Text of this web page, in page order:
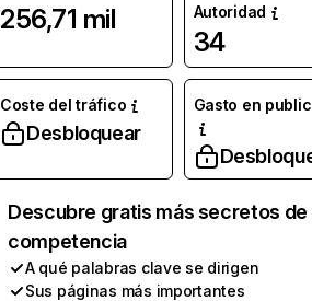
256,71 mil
Autoridad
34
Coste del tráfico
Desbloquear
Gasto en
Descubre gratis más secretos de
competencia
A qué palabras clave se dirigen
Sus páginas más importantes